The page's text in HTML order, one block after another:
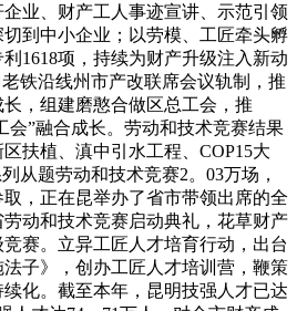
业、财产工人事迹宣讲、示范引领
到中小企业；以劳模、工匠牵头孵
1618项，持续为财产升级注入新动
铁沿线州市产改联席会议轨制，推
，组建磨憨合做区总工会，推
会”融合成长。劳动和技术竞赛结果
扶植、滇中引水工程、COP15大
从题劳动和技术竞赛2。03万场，
，正在昆举办了省市带领出席的全
动和技术竞赛启动典礼，花草财产
赛。立异工匠人才培育行动，出台
法子》，创办工匠人才培训营，鞭策
化。截至本年，昆明技强人才已达